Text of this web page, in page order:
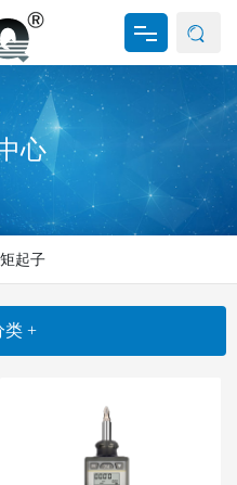
心
起子
类 +